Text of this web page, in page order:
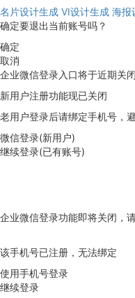
名片设计生成 VI设计生成 海报
确定要退出当前账号吗？
确定
取消
企业微信登录入口将于近期关闭
新用户注册功能现已关闭
老用户登录后请绑定手机号，
微信登录(新用户)
继续登录(已有账号)
企业微信登录功能即将关闭，
该手机号已注册，无法绑定
使用手机号登录
继续登录